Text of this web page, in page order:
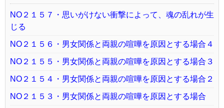
NO２１５７・思いがけない衝撃によって、魂の乱れが生
じる
NO２１５６・男女関係と両親の喧嘩を原因とする場合４
NO２１５５・男女関係と両親の喧嘩を原因とする場合３
NO２１５４・男女関係と両親の喧嘩を原因とする場合２
NO２１５３・男女関係と両親の喧嘩を原因とする場合